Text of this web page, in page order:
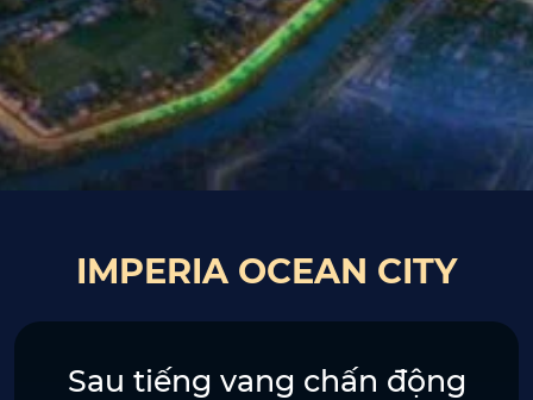
IMPERIA OCEAN CITY
Sau tiếng vang chấn động